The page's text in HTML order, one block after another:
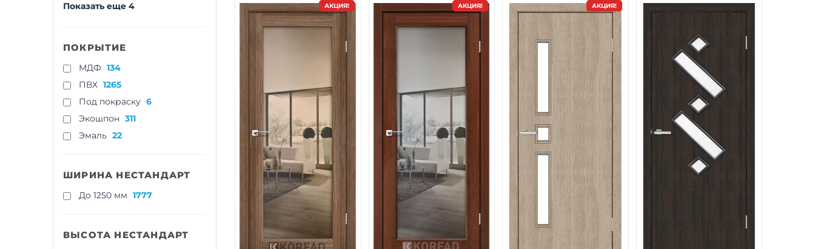
Показать еще 4
ПОКРЫТИЕ
МДФ 134
ПВХ 1265
Под покраску 6
Экошпон 311
Эмаль 22
ШИРИНА НЕСТАНДАРТ
До 1250 мм 1777
ВЫСОТА НЕСТАНДАРТ
АКЦИЯ! АКЦИЯ! АКЦИЯ!